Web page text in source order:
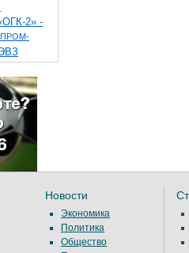
2» -
Новости
Экономика
Политика
Общество